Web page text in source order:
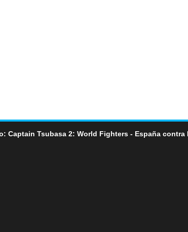
Captain Tsubasa 2: World Fighters - España contra